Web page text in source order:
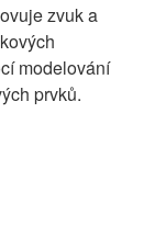
zvuk a
modelování
prvků.